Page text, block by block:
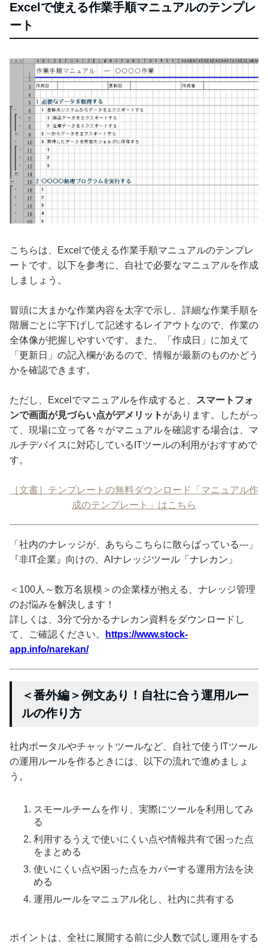
Excelで使える作業手順マニュアルのテンプレ
ート
こちらは、Excelで使える作業手順マニュアルのテンプレ
ートです。以下を参考に、自社で必要なマニュアルを作成
しましょう。
冒頭に大まかな作業内容を太字で示し、詳細な作業手順を
階層ごとに字下げして記述するレイアウトなので、作業の
全体像が把握しやすいです。また、「作成日」に加えて
「更新日」の記入欄があるので、情報が最新のものかどう
かを確認できます。
ただし、Excelでマニュアルを作成すると、
スマートフォ
ンで画面が見づらい点がデメリット があります。したがっ
て、現場に立って各々がマニュアルを確認する場合は、マ
ルチデバイスに対応しているITツールの利用がおすすめで
す。
［文書］テンプレートの無料ダウンロード「マニュアル作
成のテンプレート」はこちら
「社内のナレッジが、あちらこちらに散らばっている---」
『非IT企業』向けの、AIナレッジツール「ナレカン」
＜100人～数万名規模＞の企業様が抱える、ナレッジ管理
のお悩みを解決します！
詳しくは、3分で分かるナレカン資料をダウンロードし
て、ご確認ください。
https://www.stock-
app.info/narekan/
＜番外編＞例文あり！自社に合う運用ルー
ルの作り方
社内ポータルやチャットツールなど、自社で使うITツール
の運用ルールを作るときには、以下の流れで進めましょ
う。
スモールチームを作り、実際にツールを利用してみ
る
利用するうえで使いにくい点や情報共有で困った点
をまとめる
使いにくい点や困った点をカバーする運用方法を決
める
運用ルールをマニュアル化し、社内に共有する
ポイントは、全社に展開する前に少人数で試し運用をする